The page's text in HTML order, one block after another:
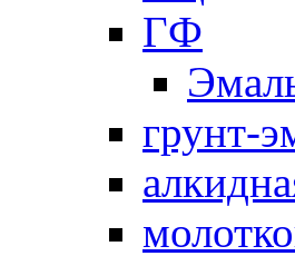
ГФ
грунт-